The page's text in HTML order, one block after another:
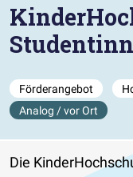
Förderangebot
Analog / vor Ort
Die